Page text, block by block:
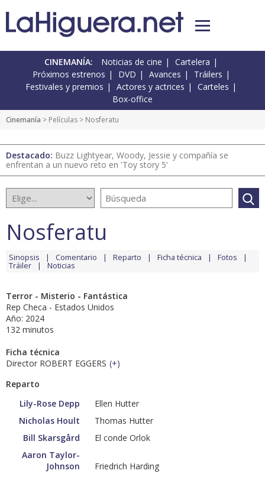
CINEMANÍA: Noticias de cine
Cartelera
Próximos estrenos
DVD Avances
Tráilers
Festivales y premios
Actores y actrices
Carteles
Box-office
Cinemanía > Películas > Nosferatu
Destacado: Buzz Lightyear, Woody, Jessie y compañía se
enfrentan a un nuevo reto en 'Toy story 5'
Nosferatu
Sinopsis Comentario Reparto Ficha técnica Fotos
Tráiler Noticias
Terror - Misterio - Fantástica
Rep Checa - Estados Unidos
Año: 2024
132 minutos
Ficha técnica
Director ROBERT EGGERS (+)
Reparto
Lily-Rose Depp
Ellen Hutter
Nicholas Hoult
Thomas Hutter
Bill Skarsgård
El conde Orlok
Aaron Taylor-
Johnson
Friedrich Harding